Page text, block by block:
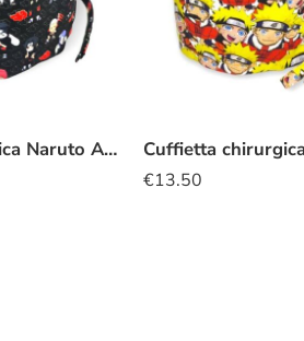
Cuffia chirurgica Naruto Akatsuki
€13.50